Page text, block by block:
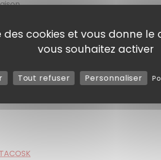
des cookies et vous donne
vous souhaitez activer
Tout refuser Personnaliser